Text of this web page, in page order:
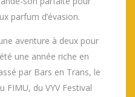
parfum d’évasion.
aventure à deux pour
une année riche en
par Bars en Trans, le
FIMU, du VYV Festival